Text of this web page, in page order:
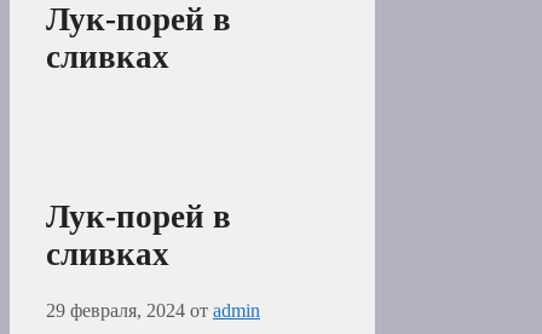
Лук-порей в
сливках
Лук-порей в
сливках
29 февраля, 2024 от admin